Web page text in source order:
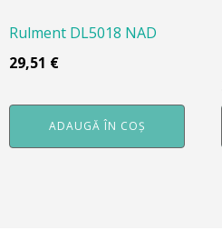
Rulment DL5018 NAD
29,51 €
ADAUGĂ ÎN COȘ